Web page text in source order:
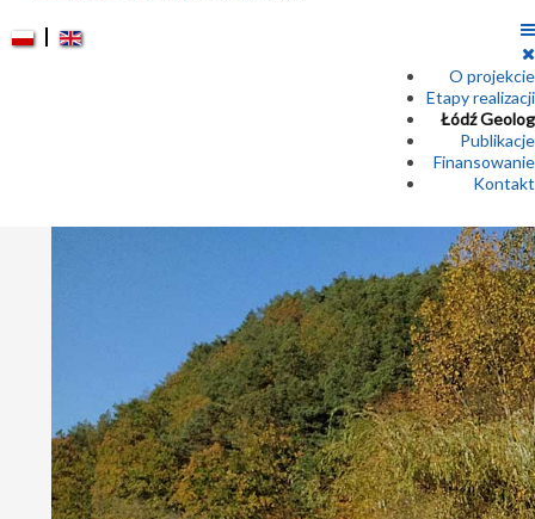
O projekcie
Etapy realizacji
Łódź Geolog
Publikacje
Finansowanie
Kontakt
Researches
Services
Projects
Publications
Data bases
Industry Support Centre
Metadata